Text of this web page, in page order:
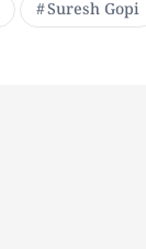
Suresh Gopi